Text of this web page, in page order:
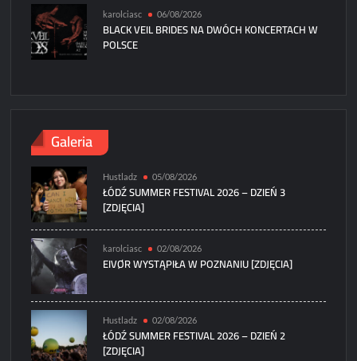
karolciasc 06/08/2026
BLACK VEIL BRIDES NA DWÓCH KONCERTACH W
POLSCE
Galeria
Hustladz 05/08/2026
ŁÓDŹ SUMMER FESTIVAL 2026 – DZIEŃ 3
[ZDJĘCIA]
karolciasc 02/08/2026
EIVØR WYSTĄPIŁA W POZNANIU [ZDJĘCIA]
Hustladz 02/08/2026
ŁÓDŹ SUMMER FESTIVAL 2026 – DZIEŃ 2
[ZDJĘCIA]